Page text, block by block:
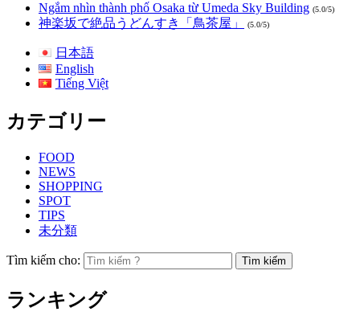
Ngắm nhìn thành phố Osaka từ Umeda Sky Building (5.0/5)
神楽坂で絶品うどんすき「鳥茶屋」 (5.0/5)
日本語
English
Tiếng Việt
カテゴリー
FOOD
NEWS
SHOPPING
SPOT
TIPS
未分類
Tìm kiếm cho:
ランキング